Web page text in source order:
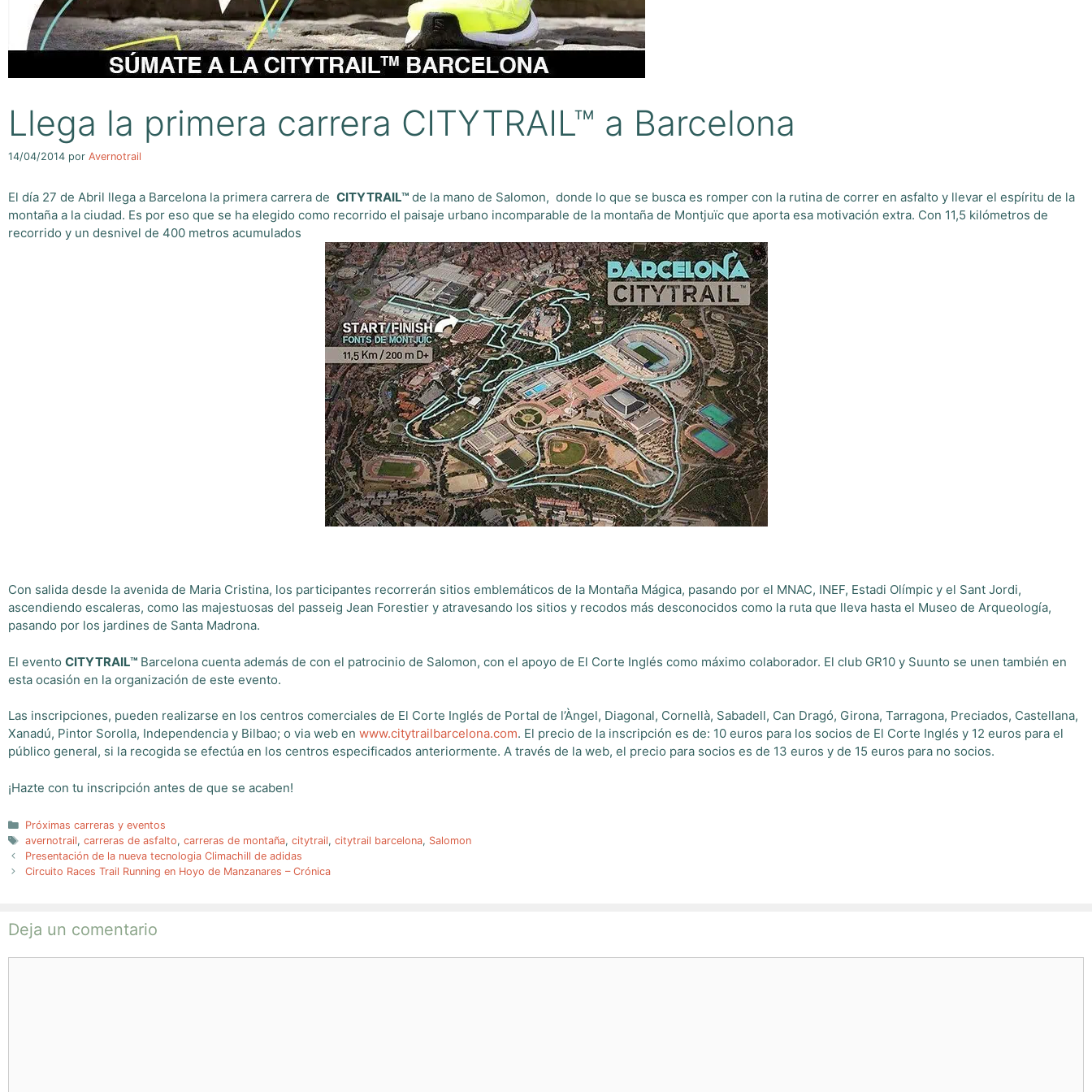
Llega la primera carrera CITYTRAIL™ a Barcelona
14/04/2014 por Avernotrail
El día 27 de Abril llega a Barcelona la primera carrera de CITYTRAIL™ de la mano de Salomon, donde lo que se busca es romper con la rutina de correr en asfalto y llevar el espíritu de la
montaña a la ciudad. Es por eso que se ha elegido como recorrido el paisaje urbano incomparable de la montaña de Montjuïc que aporta esa motivación extra. Con 11,5 kilómetros de
recorrido y un desnivel de 400 metros acumulados
Con salida desde la avenida de Maria Cristina, los participantes recorrerán sitios emblemáticos de la Montaña Mágica, pasando por el MNAC, INEF, Estadi Olímpic y el Sant Jordi,
ascendiendo escaleras, como las majestuosas del passeig Jean Forestier y atravesando los sitios y recodos más desconocidos como la ruta que lleva hasta el Museo de Arqueología,
pasando por los jardines de Santa Madrona.
El evento CITYTRAIL™ Barcelona cuenta además de con el patrocinio de Salomon, con el apoyo de El Corte Inglés como máximo colaborador. El club GR10 y Suunto se unen también en
esta ocasión en la organización de este evento.
Las inscripciones, pueden realizarse en los centros comerciales de El Corte Inglés de Portal de l’Àngel, Diagonal, Cornellà, Sabadell, Can Dragó, Girona, Tarragona, Preciados, Castellana,
Xanadú, Pintor Sorolla, Independencia y Bilbao; o via web en www.citytrailbarcelona.com. El precio de la inscripción es de: 10 euros para los socios de El Corte Inglés y 12 euros para el
público general, si la recogida se efectúa en los centros especificados anteriormente. A través de la web, el precio para socios es de 13 euros y de 15 euros para no socios.
¡Hazte con tu inscripción antes de que se acaben!
Categorías
Próximas carreras y eventos
Etiquetas
avernotrail, carreras de asfalto, carreras de montaña, citytrail, citytrail barcelona, Salomon
Presentación de la nueva tecnologia Climachill de adidas
Circuito Races Trail Running en Hoyo de Manzanares – Crónica
Deja un comentario